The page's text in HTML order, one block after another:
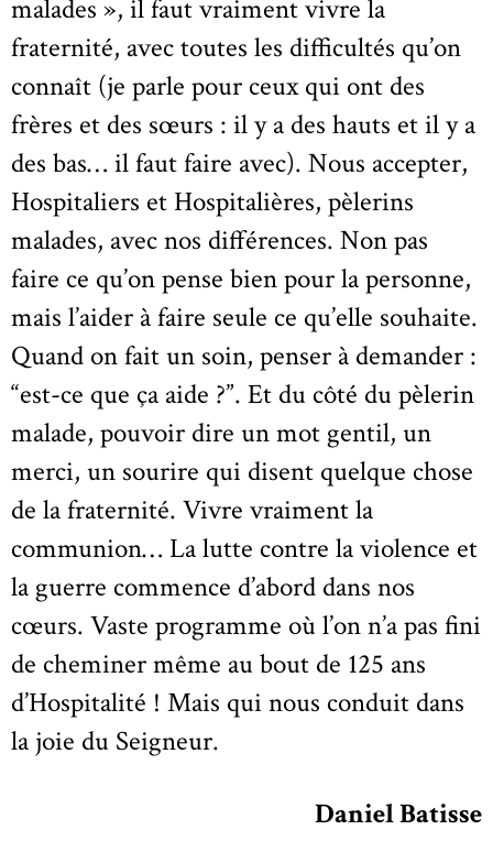
malades », il faut vraiment vivre la
fraternité, avec toutes les difficultés qu’on
connaît (je parle pour ceux qui ont des
frères et des sœurs : il y a des hauts et il y a
des bas… il faut faire avec). Nous accepter,
Hospitaliers et Hospitalières, pèlerins
malades, avec nos différences. Non pas
faire ce qu’on pense bien pour la personne,
mais l’aider à faire seule ce qu’elle souhaite.
Quand on fait un soin, penser à demander :
“est-ce que ça aide ?”. Et du côté du pèlerin
malade, pouvoir dire un mot gentil, un
merci, un sourire qui disent quelque chose
de la fraternité. Vivre vraiment la
communion… La lutte contre la violence et
la guerre commence d’abord dans nos
cœurs. Vaste programme où l’on n’a pas fini
de cheminer même au bout de 125 ans
d’Hospitalité ! Mais qui nous conduit dans
la joie du Seigneur.
Daniel Batisse